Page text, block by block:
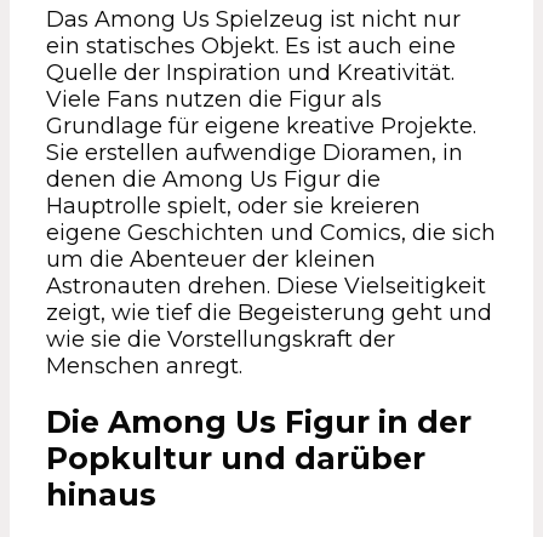
Das Among Us Spielzeug ist nicht nur
ein statisches Objekt. Es ist auch eine
Quelle der Inspiration und Kreativität.
Viele Fans nutzen die Figur als
Grundlage für eigene kreative Projekte.
Sie erstellen aufwendige Dioramen, in
denen die Among Us Figur die
Hauptrolle spielt, oder sie kreieren
eigene Geschichten und Comics, die sich
um die Abenteuer der kleinen
Astronauten drehen. Diese Vielseitigkeit
zeigt, wie tief die Begeisterung geht und
wie sie die Vorstellungskraft der
Menschen anregt.
Die Among Us Figur in der
Popkultur und darüber
hinaus